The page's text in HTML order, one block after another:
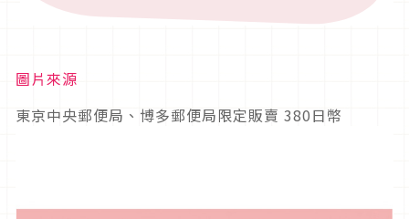
圖片來源
東京中央郵便局、博多郵便局限定販賣 380日幣